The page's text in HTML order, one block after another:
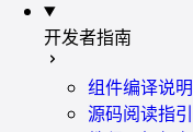
开发者指南
组件编译说明
源码阅读指引